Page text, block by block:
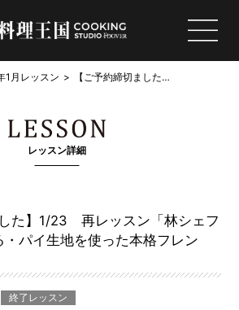
1月レッスン
【ご予約締切ました】
出来る・パイ生地を使
った本格フレンチ」
レッスン詳細
した】1/23 再レッスン「林シェフ
パイ生地を使った本格フレン
終了レッスン